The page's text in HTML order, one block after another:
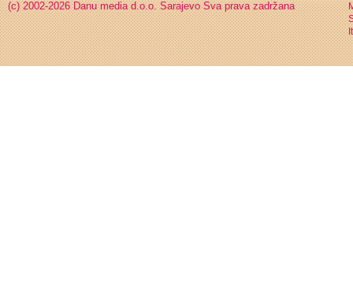
(c) 2002-2026 Danu media d.o.o. Sarajevo Sva prava zadržana